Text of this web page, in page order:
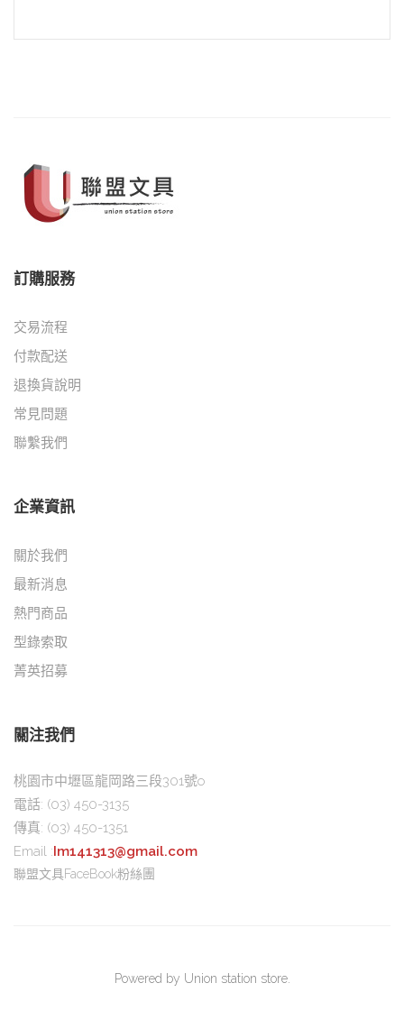
訂購服務
交易流程
付款配送
退換貨說明
常見問題
聯繫我們
企業資訊
關於我們
最新消息
熱門商品
型錄索取
菁英招募
關注我們
桃園市中壢區龍岡路三段301號o
電話: (03) 450-3135
傳真: (03) 450-1351
Email : Im141313@gmail.com
聯盟文具FaceBook粉絲團
Powered by Union station store.